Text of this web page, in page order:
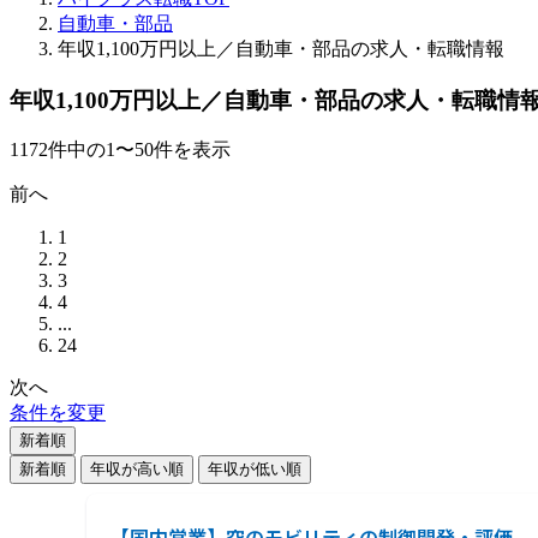
自動車・部品
年収1,100万円以上／自動車・部品の求人・転職情報
年収1,100万円以上／自動車・部品の求人・転職情
1172件中の1〜50件を表示
前へ
1
2
3
4
...
24
次へ
条件を変更
新着順
新着順
年収が高い順 年収が低い順